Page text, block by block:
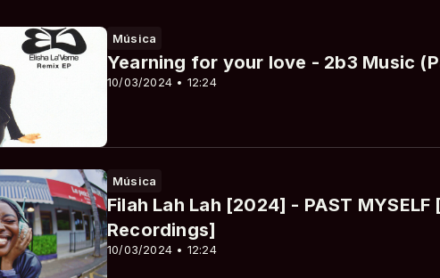
Música
10/03/2024 • 12:24
Yearning for your love - 2b3 Music
Música
10/03/2024 • 12:24
Filah Lah Lah [2024] - PAST
Recordings]